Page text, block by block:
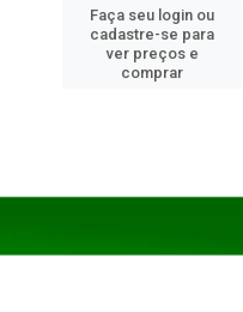
Faça seu login ou
cadastre-se para
ver preços e
comprar